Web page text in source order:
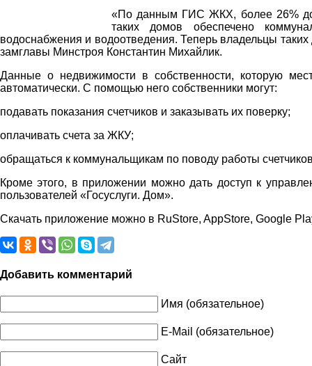
«По данным ГИС ЖКХ, более 26%
таких домов обеспечено
водоснабжения и водоотведения. Теперь владельцы
замглавы Минстроя Константин Михайлик.
Данные о недвижимости в собственности, которую
автоматически. С помощью него собственники могут:
подавать показания счетчиков и заказывать их поверку;
оплачивать счета за ЖКУ;
обращаться к коммунальщикам по поводу работы
Кроме этого, в приложении можно дать доступ к
пользователей «Госуслуги. Дом».
Скачать приложение можно в RuStore, AppStore, Google
Добавить комментарий
Имя (обязательное)
E-Mail (обязательное)
Сайт